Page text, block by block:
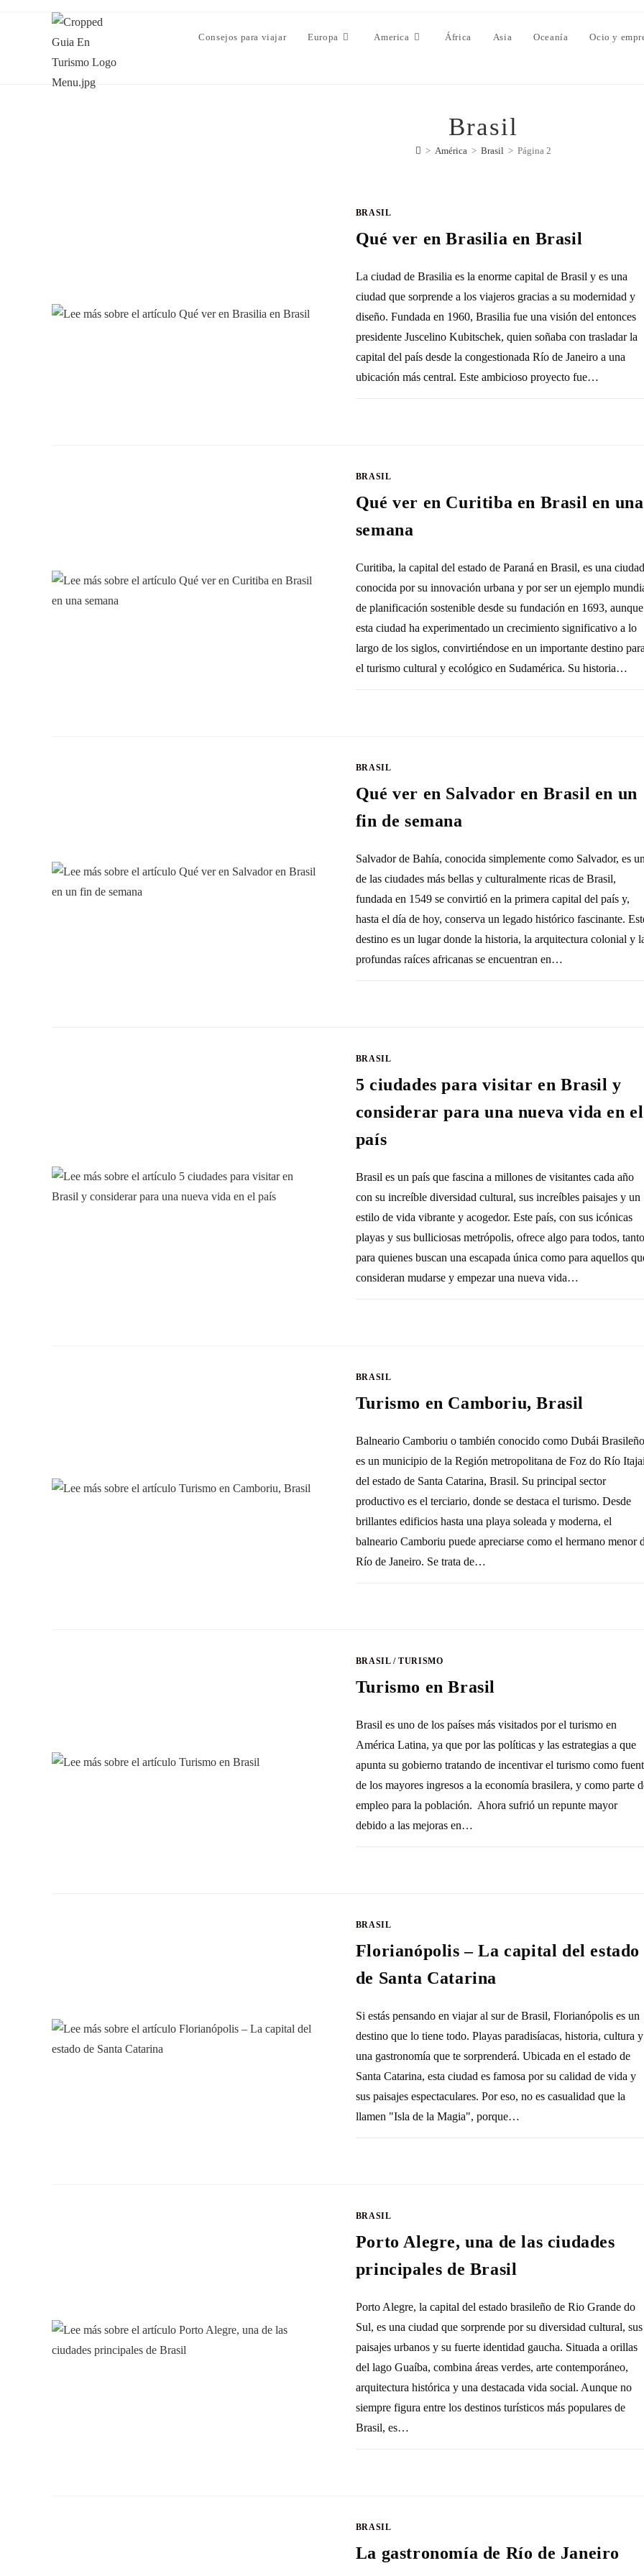
Consejos para viajar Europa America África Asia Oceanía Ocio y
Brasil
> América > Brasil > Página 2
BRASIL
Qué ver en Brasilia en Brasil
La ciudad de Brasilia es la enorme capital de Brasil y es una
ciudad que sorprende a los viajeros gracias a su modernidad y
diseño. Fundada en 1960, Brasilia fue una visión del entonces
presidente Juscelino Kubitschek, quien soñaba con trasladar la
capital del país desde la congestionada Río de Janeiro a una
ubicación más central. Este ambicioso proyecto fue…
BRASIL
Qué ver en Curitiba en Brasil en una
semana
Curitiba, la capital del estado de Paraná en Brasil, es una ciudad
conocida por su innovación urbana y por ser un ejemplo
de planificación sostenible desde su fundación en 1693, aunque
esta ciudad ha experimentado un crecimiento significativo a lo
largo de los siglos, convirtiéndose en un importante destino para
el turismo cultural y ecológico en Sudamérica. Su historia…
BRASIL
Qué ver en Salvador en Brasil en un
fin de semana
Salvador de Bahía, conocida simplemente como Salvador, es
de las ciudades más bellas y culturalmente ricas de Brasil,
fundada en 1549 se convirtió en la primera capital del país y,
hasta el día de hoy, conserva un legado histórico fascinante.
destino es un lugar donde la historia, la arquitectura colonial y
profundas raíces africanas se encuentran en…
BRASIL
5 ciudades para visitar en Brasil y
considerar para una nueva vida en el
país
Brasil es un país que fascina a millones de visitantes cada año
con su increíble diversidad cultural, sus increíbles paisajes y un
estilo de vida vibrante y acogedor. Este país, con sus icónicas
playas y sus bulliciosas metrópolis, ofrece algo para todos, tanto
para quienes buscan una escapada única como para aquellos
consideran mudarse y empezar una nueva vida…
BRASIL
Turismo en Camboriu, Brasil
Balneario Camboriu o también conocido como Dubái
es un municipio de la Región metropolitana de Foz do Río
del estado de Santa Catarina, Brasil. Su principal sector
productivo es el terciario, donde se destaca el turismo. Desde
brillantes edificios hasta una playa soleada y moderna, el
balneario Camboriu puede apreciarse como el hermano menor
Río de Janeiro. Se trata de…
BRASIL/TURISMO
Turismo en Brasil
Brasil es uno de los países más visitados por el turismo en
América Latina, ya que por las políticas y las estrategias a que
apunta su gobierno tratando de incentivar el turismo como
de los mayores ingresos a la economía brasilera, y como parte
empleo para la población. Ahora sufrió un repunte mayor
debido a las mejoras en…
BRASIL
Florianópolis – La capital del estado
de Santa Catarina
Si estás pensando en viajar al sur de Brasil, Florianópolis es un
destino que lo tiene todo. Playas paradisíacas, historia, cultura y
una gastronomía que te sorprenderá. Ubicada en el estado de
Santa Catarina, esta ciudad es famosa por su calidad de vida y
sus paisajes espectaculares. Por eso, no es casualidad que la
llamen "Isla de la Magia", porque…
BRASIL
Porto Alegre, una de las ciudades
principales de Brasil
Porto Alegre, la capital del estado brasileño de Rio Grande do
Sul, es una ciudad que sorprende por su diversidad cultural, sus
paisajes urbanos y su fuerte identidad gaucha. Situada a orillas
del lago Guaíba, combina áreas verdes, arte contemporáneo,
arquitectura histórica y una destacada vida social. Aunque no
siempre figura entre los destinos turísticos más populares de
Brasil, es…
BRASIL
La gastronomía de Río de Janeiro